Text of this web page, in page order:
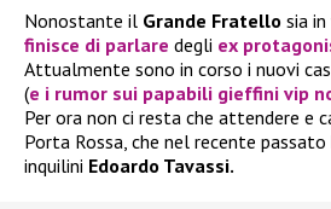
Nonostante il Grande Fratello sia
finisce di parlare degli ex
Attualmente sono in corso i nuovi
(e i rumor sui papabili gieffini vip
Per ora non ci resta che attendere e
Porta Rossa, che nel recente
inquilini Edoardo Tavassi.